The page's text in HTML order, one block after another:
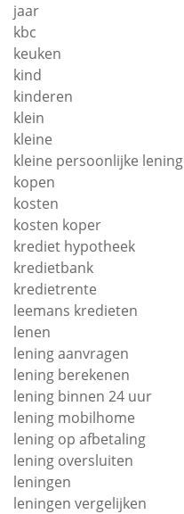
jaar
kbc
keuken
kind
kinderen
klein
kleine
kleine persoonlijke lening
kopen
kosten
kosten koper
krediet hypotheek
kredietbank
kredietrente
leemans kredieten
lenen
lening aanvragen
lening berekenen
lening binnen 24 uur
lening mobilhome
lening op afbetaling
lening oversluiten
leningen
leningen vergelijken